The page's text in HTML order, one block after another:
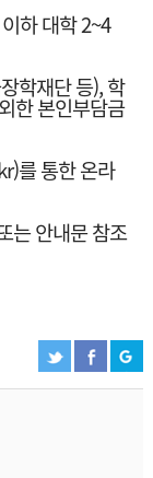
하 대학 2~4
학재단 등), 학
한 본인부담금
)를 통한 온라
는 안내문 참조